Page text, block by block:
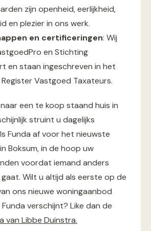
zijn openheid, eerlijkheid,
en plezier in ons werk.
en certificeringen: Wij
en Stichting
en staan ingeschreven in het
Vastgoed Taxateurs.
een te koop staand huis in
struint u dagelijks
Funda af voor het nieuwste
Boksum, in de hoop uw
voordat iemand anders
Wilt u altijd als eerste op de
ons nieuwe woningaanbod
verschijnt? Like dan de
van Libbe Duinstra.